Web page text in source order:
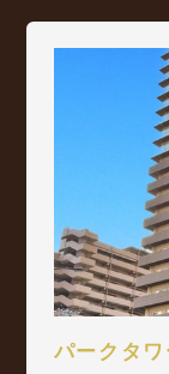
パークタ